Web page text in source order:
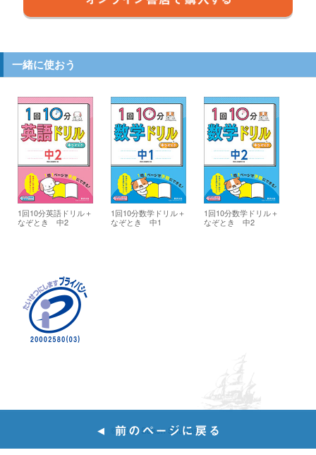
一緒に使おう
1回10分英語ドリル＋
なぞとき 中2
1回10分数学ドリル＋
なぞとき 中1
1回10分数学ドリル＋
なぞとき 中2
© 2020 Suken Shuppan.